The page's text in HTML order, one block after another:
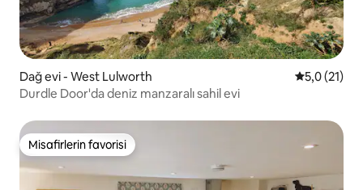
Dağ evi - West Lulworth 55,0 (21)
Durdle Door'da deniz manzaralı sahil evi
Misafirlerin favorisi
Misafirlerin favorisi